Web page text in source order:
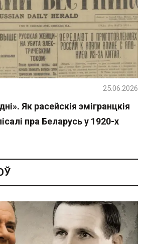
Як расейскія эмігранцкія
пра Беларусь у 1920-х
25.06.2026